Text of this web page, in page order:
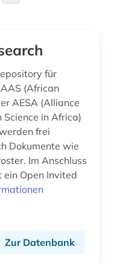
für
(African
AESA (Alliance
in Africa)
frei
Dokumente wie
Im Anschluss
Open Invited
Zur Datenbank